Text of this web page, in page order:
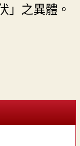
」之異體。